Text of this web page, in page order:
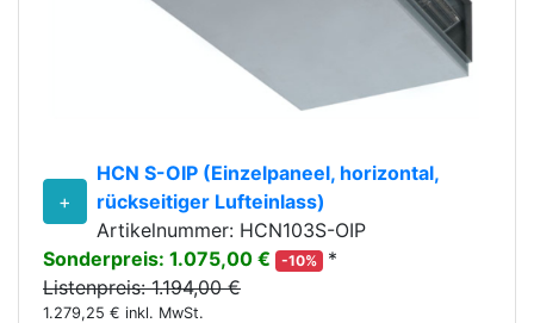
+
HCN S-OIP (Einzelpaneel, horizontal,
rückseitiger Lufteinlass)
Artikelnummer: HCN103S-OIP
Sonderpreis: 1.075,00 €
-10%
*
Listenpreis: 1.194,00 €
1.279,25 € inkl. MwSt.